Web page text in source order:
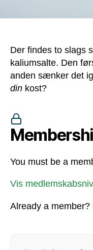
Der findes to slags
kaliumsalte. Den
anden sænker det
din kost?
You must be a
Vis
Already a member?